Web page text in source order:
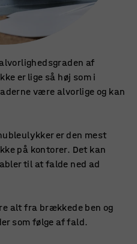
af
er lige så høj som i
være alvorlige og kan
er den mest
på kontorer. Det kan
til at falde ned ad
alt fra brækkede ben og
som følge af fald.